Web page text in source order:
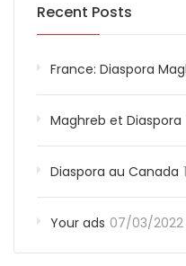
Recent Posts
France: Diaspora
Maghreb et Diaspora
Diaspora au Canada
Your ads 07/03/2022